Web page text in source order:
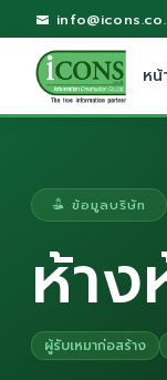
หน้
ข้อมูลบริษัท
ห้า
ผู้รับเหมาก่อสร้าง